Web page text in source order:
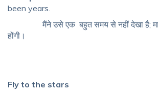
been years.
मैंने उसे एक बहुत समय से नहीं देखा है; मानो
होंगी।
Fly to the stars